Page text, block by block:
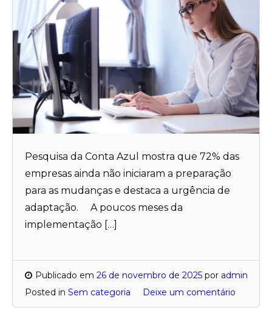
Pesquisa da Conta Azul mostra que 72% das
empresas ainda não iniciaram a preparação
para as mudanças e destaca a urgência de
adaptação. A poucos meses da
implementação […]
Publicado em 26 de novembro de 2025 por admin
Posted in Sem categoria Deixe um comentário